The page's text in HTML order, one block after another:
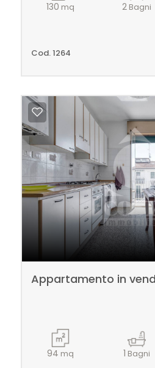
130 mq 2Bagni
Cod. 1264
Appartamento in
94 mq 1 Bagni
minimi
Qualsiasi
1
2